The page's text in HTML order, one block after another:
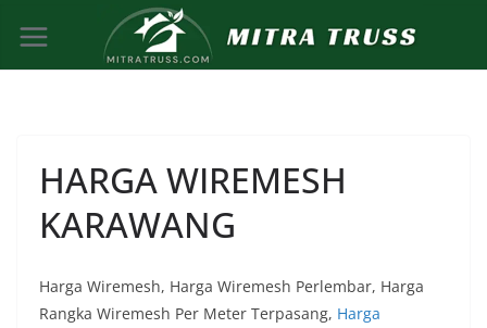
content
HARGA WIREMESH
KARAWANG
Harga Wiremesh, Harga Wiremesh Perlembar, Harga
Rangka Wiremesh Per Meter Terpasang, Harga